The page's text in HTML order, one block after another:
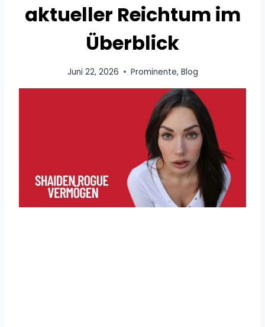
aktueller Reichtum im
Überblick
Juni 22, 2026 Prominente, Blog